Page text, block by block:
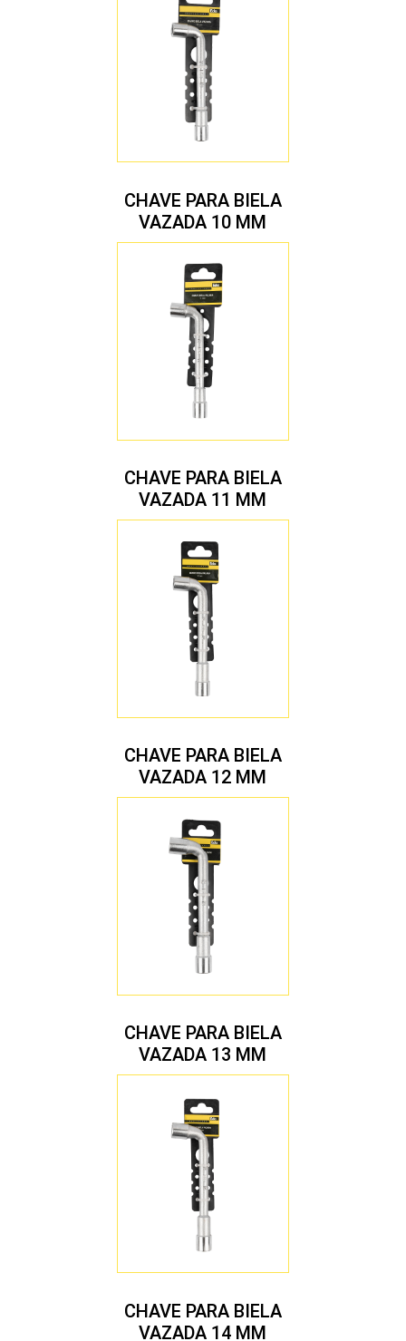
CHAVE PARA BIELA
VAZADA 10 MM
CHAVE PARA BIELA
VAZADA 11 MM
CHAVE PARA BIELA
VAZADA 12 MM
CHAVE PARA BIELA
VAZADA 13 MM
CHAVE PARA BIELA
VAZADA 14 MM